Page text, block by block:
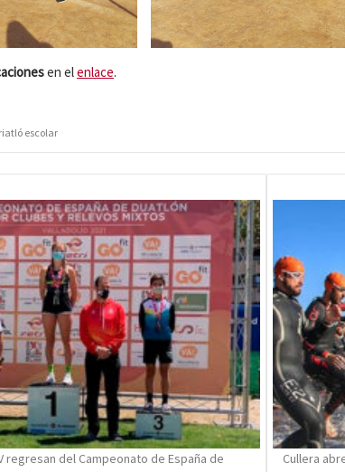
en elenlace.
escolar
regresan del Campeonato de España de
Cullera